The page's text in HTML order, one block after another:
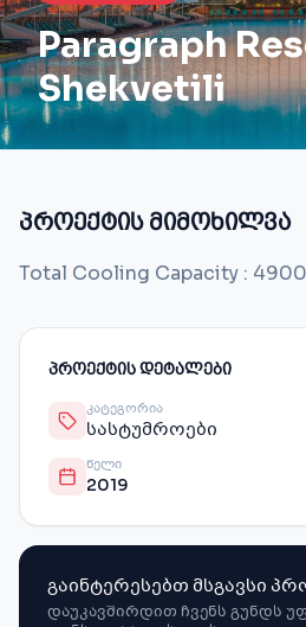
Paragraph
Shekvetili
პროექტის მიმოხილვა
Total Cooling Capacity :
ᲞᲠᲝᲔᲥᲢᲘᲡ ᲓᲔᲢᲐᲚᲔᲑᲘ
ᲙᲐᲢᲔᲒᲝᲠᲘᲐ
სასტუმროები
ᲬᲔᲚᲘ
2019
გაინტერესებთ მსგავსი
დაუკავშირდით ჩვენს გუნდს